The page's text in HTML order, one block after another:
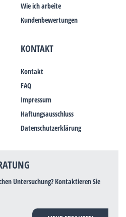
Wie ich arbeite
Kundenbewertungen
KONTAKT
Kontakt
FAQ
Impressum
Haftungsausschluss
Datenschutzerklärung
Untersuchung? Kontaktieren Sie